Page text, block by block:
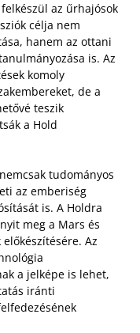
az űrhajósok
célja nem
hanem az ottani
is. Az
komoly
de a
teszik
a Hold
tudományos
az emberiség
is. A Holdra
meg a Mars és
Az
a jelképe is lehet,
iránti